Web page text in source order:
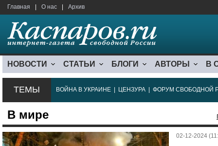
Главная О нас Архив
НОВОСТИ СТАТЬИ БЛОГИ АВТОРЫ В
ТЕМЫ ВОЙНА В УКРАИНЕ ЦЕНЗУРА ФОРУМ СВОБОДНОЙ
В мире
02-12-2024